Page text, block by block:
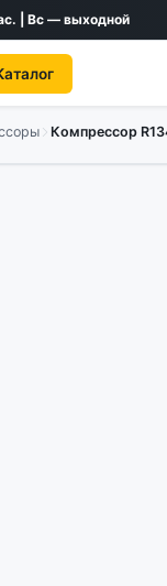
| Вс — выходной
Компрессор